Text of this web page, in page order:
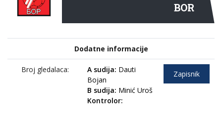
BOR
Dodatne informacije
Broj gledalaca: A sudija: Dauti
Bojan
B sudija: Minić Uroš
Kontrolor:
Zapisnik